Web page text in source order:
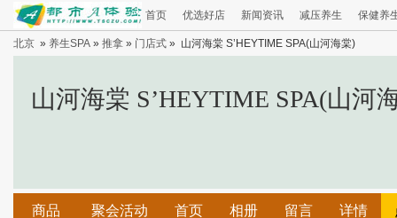
首页 优选好店 新闻资讯 减压养生 保健养
北京 » 养生SPA » 推拿 » 门店式 » 山河海棠 S’HEYTIME SPA(山河海棠)
山河海棠 S’HEYTIME SPA(山河
商品 聚会活动 首页 相册 留言 详情